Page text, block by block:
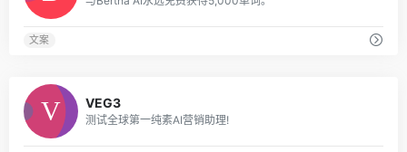
文案
VEG3
测试全球第一纯素AI营销助理!